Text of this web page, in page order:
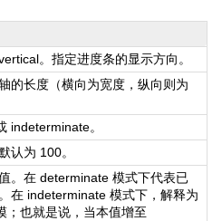
。指定进度条的显示方向。
的长度（横向为宽度，纵向则为
indeterminate。
认为 100。
。在 determinate 模式下代表已
在 indeterminate 模式下，解释为
；也就是说，当本值增至